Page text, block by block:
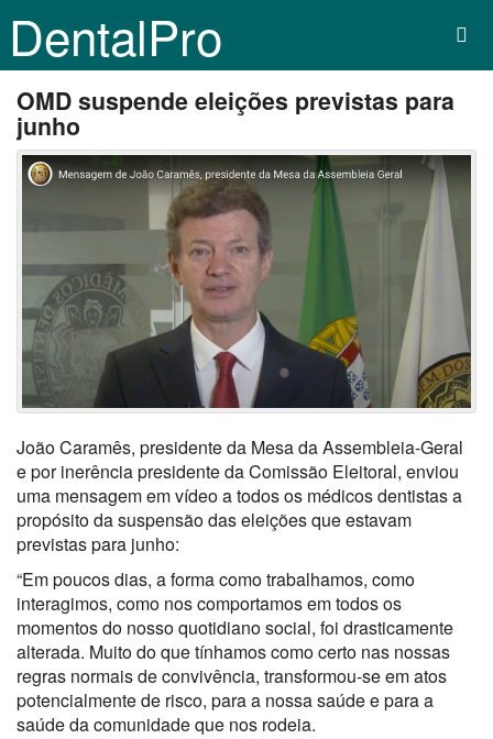
DentalPro
OMD suspende eleições previstas para
junho
João Caramês, presidente da Mesa da Assembleia-Geral
e por inerência presidente da Comissão Eleitoral, enviou
uma mensagem em vídeo a todos os médicos dentistas a
propósito da suspensão das eleições que estavam
previstas para junho:
“Em poucos dias, a forma como trabalhamos, como
interagimos, como nos comportamos em todos os
momentos do nosso quotidiano social, foi drasticamente
alterada. Muito do que tínhamos como certo nas nossas
regras normais de convivência, transformou-se em atos
potencialmente de risco, para a nossa saúde e para a
saúde da comunidade que nos rodeia.